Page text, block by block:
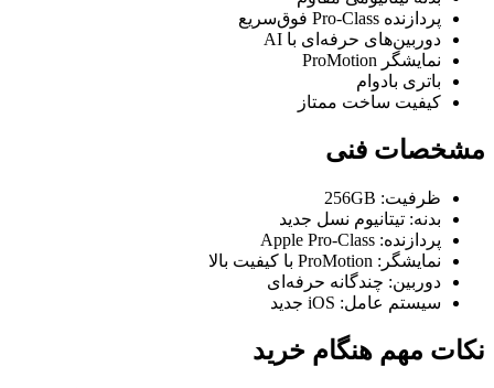
پردازنده Pro-Class فوق‌سریع
دوربین‌های حرفه‌ای با AI
نمایشگر ProMotion
باتری بادوام
کیفیت ساخت ممتاز
مشخصات فنی
ظرفیت: 256GB
بدنه: تیتانیوم نسل جدید
پردازنده: Apple Pro-Class
نمایشگر: ProMotion با کیفیت بالا
دوربین: چندگانه حرفه‌ای
سیستم عامل: iOS جدید
نکات مهم هنگام خرید